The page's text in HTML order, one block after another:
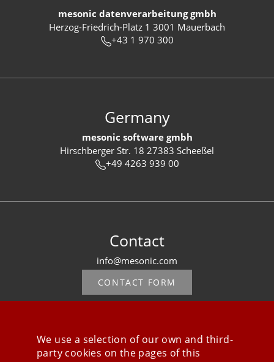
mesonic datenverarbeitung gmbh
Herzog-Friedrich-Platz 1 3001 Mauerbach
+43 1 970 300
Germany
mesonic software gmbh
Hirschberger Str. 18 27383 Scheeßel
+49 4263 939 00
Contact
info@mesonic.com
CONTACT FORM
We use a selection of our own and third-
party cookies on the pages of this